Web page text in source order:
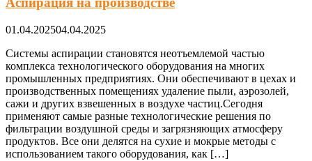
01.04.202504.04.2025
Системы аспирации становятся неотъемлемой частью
комплекса технологического оборудования на многих
промышленных предприятиях. Они обеспечивают в цехах и
производственных помещениях удаление пыли, аэрозолей,
сажи и других взвешенных в воздухе частиц.Сегодня
применяют самые разные технологические решения по
фильтрации воздушной среды и загрязняющих атмосферу
продуктов. Все они делятся на сухие и мокрые методы с
использованием такого оборудования, как […]